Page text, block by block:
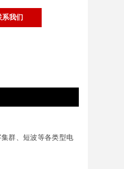
系我们
群、短波等各类型电